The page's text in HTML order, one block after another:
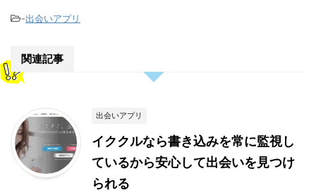
-出会いアプリ
関連記事
出会いアプリ
イククルなら書き込みを常に監視し
ているから安心して出会いを見つけ
られる